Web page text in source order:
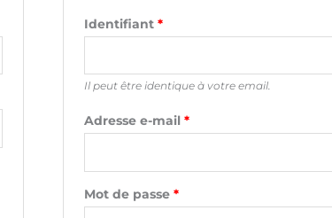
Identifiant*
Il peut être identique à votre email.
Adresse e-mail*
Mot de passe*